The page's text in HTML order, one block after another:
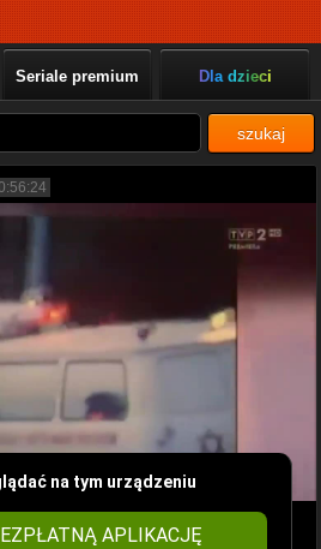
Seriale premium Dla dzieci
szukaj
na tym urządzeniu
APLIKACJĘ